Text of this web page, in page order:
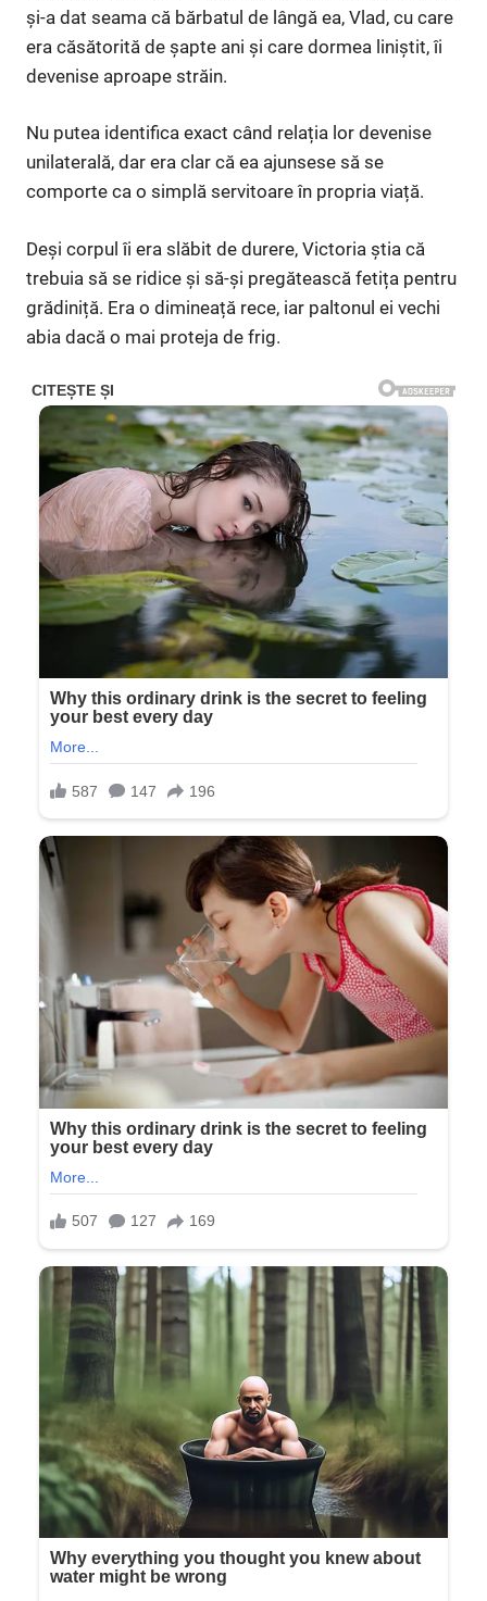
și-a dat seama că bărbatul de lângă ea, Vlad, cu care
era căsătorită de șapte ani și care dormea liniștit, îi
devenise aproape străin.
Nu putea identifica exact când relația lor devenise
unilaterală, dar era clar că ea ajunsese să se
comporte ca o simplă servitoare în propria viață.
Deși corpul îi era slăbit de durere, Victoria știa că
trebuia să se ridice și să-și pregătească fetița pentru
grădiniță. Era o dimineață rece, iar paltonul ei vechi
abia dacă o mai proteja de frig.